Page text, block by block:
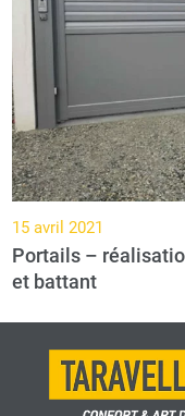
15 avril 2021
Portails –
et battant